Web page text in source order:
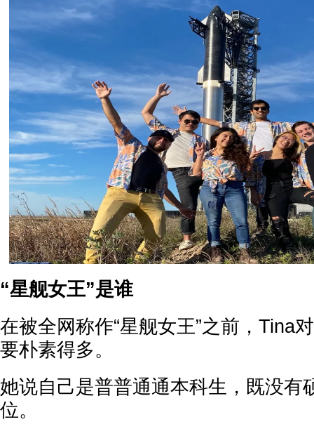
“星舰女王”是谁
在被全网称作“星舰女王”之前，Tina
要朴素得多。
她说自己是普普通通本科生，既没有
位。